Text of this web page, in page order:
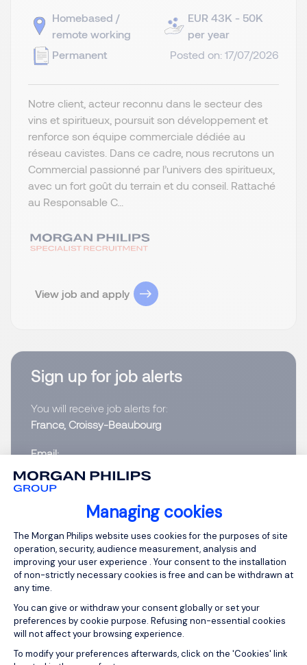
Managing cookies
Consent Management Platform:
The Morgan Philips website uses cookies for the purposes of site
operation, security, audience measurement, analysis and
improving your user experience . Your consent to the installation
of non-strictly necessary cookies is free and can be withdrawn at
any time.
You can give or withdraw your consent globally or set your
preferences by cookie purpose. Refusing non-essential cookies
will not affect your browsing experience.
To modify your preferences afterwards, click on the 'Cookies' link
Homebased /
remote working
Permanent
EUR 43K - 50K
per year
Posted on: 17/07/2026
Notre client, acteur reconnu dans le secteur des
vins et spiritueux, poursuit son développement et
renforce son équipe commerciale dédiée au
réseau cavistes. Dans ce cadre, nous recrutons un
Commercial passionné par l’univers des spiritueux,
avec un fort goût du terrain et du conseil. Rattaché
au Responsable C...
View job and apply
Sign up for job alerts
You will receive job alerts for:
France, Croissy-Beaubourg
Email
Please enter your email address.
I have read thePrivacy Notice.
Create job alert